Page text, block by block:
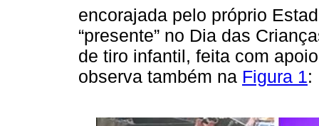
encorajada pelo próprio
“presente” no Dia das
de tiro infantil, feita com
observa também na Figura 1: